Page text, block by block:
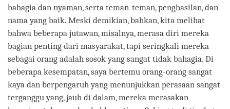
bahagia dan nyaman, serta teman-teman, penghasilan, dan
nama yang baik. Meski demikian, bahkan, kita melihat
bahwa beberapa jutawan, misalnya, merasa diri mereka
bagian penting dari masyarakat, tapi seringkali mereka
sebagai orang adalah sosok yang sangat tidak bahagia. Di
beberapa kesempatan, saya bertemu orang-orang sangat
kaya dan berpengaruh yang menunjukkan perasaan sangat
terganggu yang, jauh di dalam, mereka merasakan